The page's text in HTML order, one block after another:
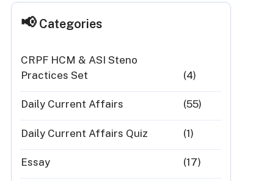
Categories
CRPF HCM & ASI Steno
Practices Set
(4)
Daily Current Affairs (55)
Daily Current Affairs Quiz (1)
Essay (17)